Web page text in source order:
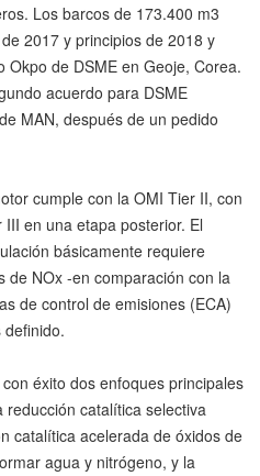
Los barcos de 173.400 m3
2017 y principios de 2018 y
de DSME en Geoje, Corea.
acuerdo para DSME
MAN, después de un pedido
cumple con la OMI Tier II, con
en una etapa posterior. El
básicamente requiere
de NOx -en comparación con la
de control de emisiones (ECA)
éxito dos enfoques principales
catalítica selectiva
catalítica acelerada de óxidos de
agua y nitrógeno, y la